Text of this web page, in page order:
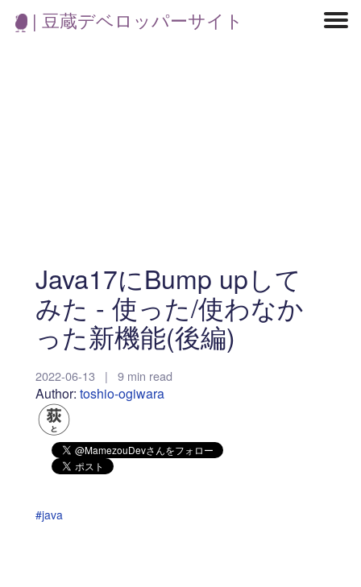
| 豆蔵デベロッパーサイト
Java17にBump upして
みた - 使った/使わなか
った新機能(後編)
2022-06-13 | 9 min read
Author: toshio-ogiwara
#java